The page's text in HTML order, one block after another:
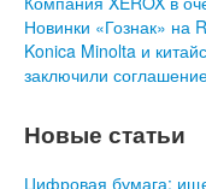
Новинки «Гознак» на
Konica Minolta и
заключили
Новые статьи
Цифровая бумага: